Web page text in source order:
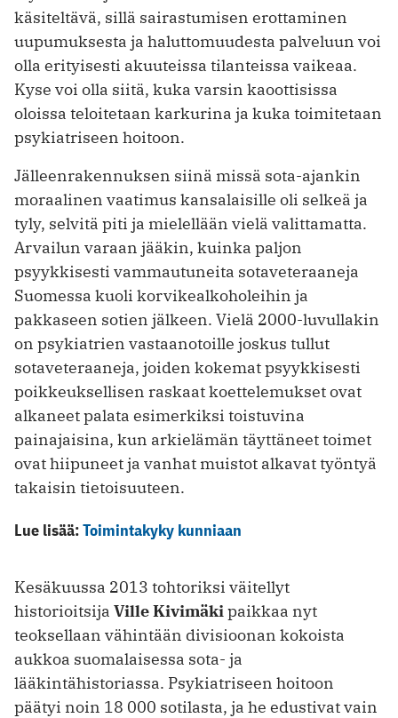
käsiteltävä, sillä sairastumisen erottaminen
uupumuksesta ja haluttomuudesta palveluun voi
olla erityisesti akuuteissa tilanteissa vaikeaa.
Kyse voi olla siitä, kuka varsin kaoottisissa
oloissa teloitetaan karkurina ja kuka toimitetaan
psykiatriseen hoitoon.
Jälleenrakennuksen siinä missä sota-ajankin
moraalinen vaatimus kansalaisille oli selkeä ja
tyly, selvitä piti ja mielellään vielä valittamatta.
Arvailun varaan jääkin, kuinka paljon
psyykkisesti vammautuneita sotaveteraaneja
Suomessa kuoli korvikealkoholeihin ja
pakkaseen sotien jälkeen. Vielä 2000-luvullakin
on psykiatrien vastaanotoille joskus tullut
sotaveteraaneja, joiden kokemat psyykkisesti
poikkeuksellisen raskaat koettelemukset ovat
alkaneet palata esimerkiksi toistuvina
painajaisina, kun arkielämän täyttäneet toimet
ovat hiipuneet ja vanhat muistot alkavat työntyä
takaisin tietoisuuteen.
Lue lisää:Toimintakyky kunniaan
Kesäkuussa 2013 tohtoriksi väitellyt
historioitsija Ville Kivimäkipaikkaa nyt
teoksellaan vähintään divisioonan kokoista
aukkoa suomalaisessa sota- ja
lääkintähistoriassa. Psykiatriseen hoitoon
päätyi noin 18 000 sotilasta, ja he edustivat vain